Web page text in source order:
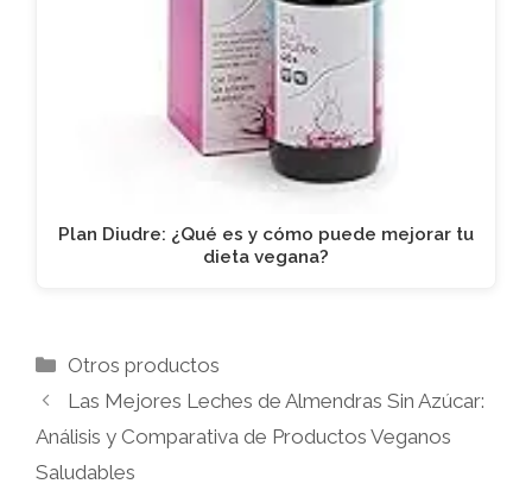
Plan Diudre: ¿Qué es y cómo puede mejorar tu
dieta vegana?
Categorías
Otros productos
Las Mejores Leches de Almendras Sin Azúcar:
Análisis y Comparativa de Productos Veganos
Saludables